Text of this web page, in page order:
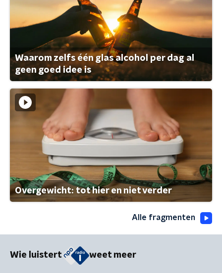
Waarom zelfs één glas alcohol per dag al
geen goed idee is
Overgewicht: tot hier en niet verder
Alle fragmenten
Wie luistert weet meer